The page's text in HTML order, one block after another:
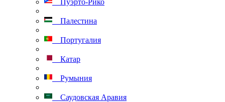
Пуэрто-Рико
Палестина
Португалия
Катар
Румыния
Саудовская Аравия